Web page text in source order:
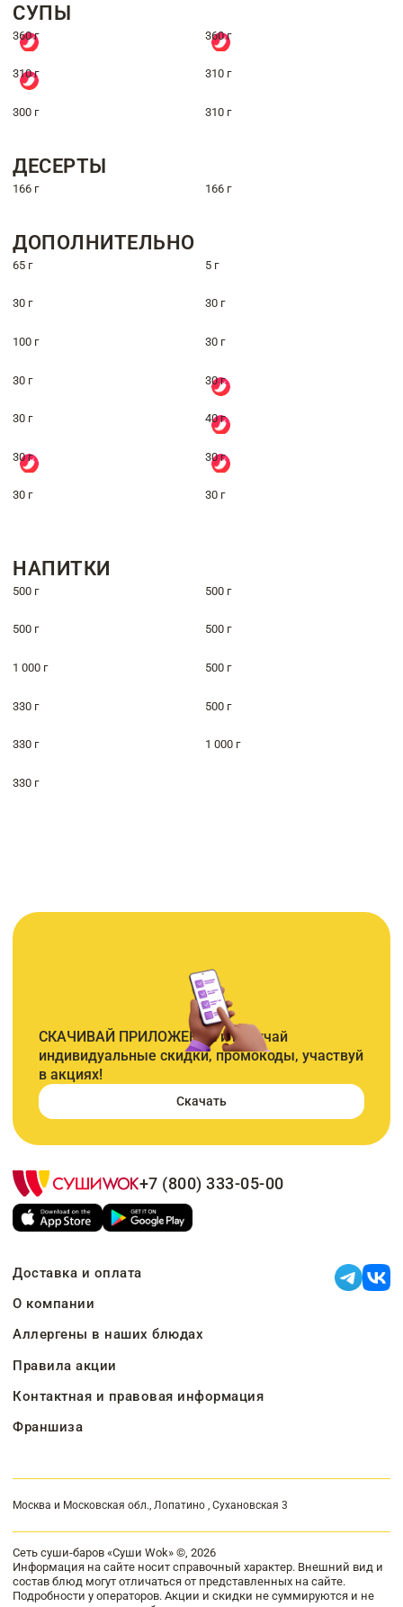
СУПЫ
360 г 360 г
310 г 310 г
300 г 310 г
ДЕСЕРТЫ
166 г 166 г
ДОПОЛНИТЕЛЬНО
65 г 5 г
30 г 30 г
100 г 30 г
30 г 30 г
30 г 40 г
30 г 30 г
30 г 30 г
НАПИТКИ
500 г 500 г
500 г 500 г
1 000 г 500 г
330 г 500 г
330 г 1 000 г
330 г
СКАЧИВАЙ ПРИЛОЖЕНИЕ и получай
индивидуальные скидки, промокоды, участвуй
в акциях!
Скачать
+7 (800) 333-05-00
Доставка и оплата
О компании
Аллергены в наших блюдах
Правила акции
Контактная и правовая информация
Франшиза
Москва и Московская обл., Лопатино , Сухановская 3
Сеть суши-баров «Суши Wok» ©, 2026
Информация на сайте носит справочный характер. Внешний вид и
состав блюд могут отличаться от представленных на сайте.
Подробности у операторов. Акции и скидки не суммируются и не